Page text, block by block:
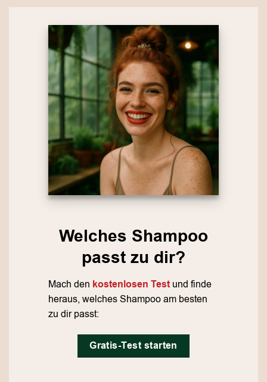
Welches Shampoo
passt zu dir?
Mach den kostenlosen Testund finde
heraus, welches Shampoo am besten
zu dir passt:
Gratis-Test starten